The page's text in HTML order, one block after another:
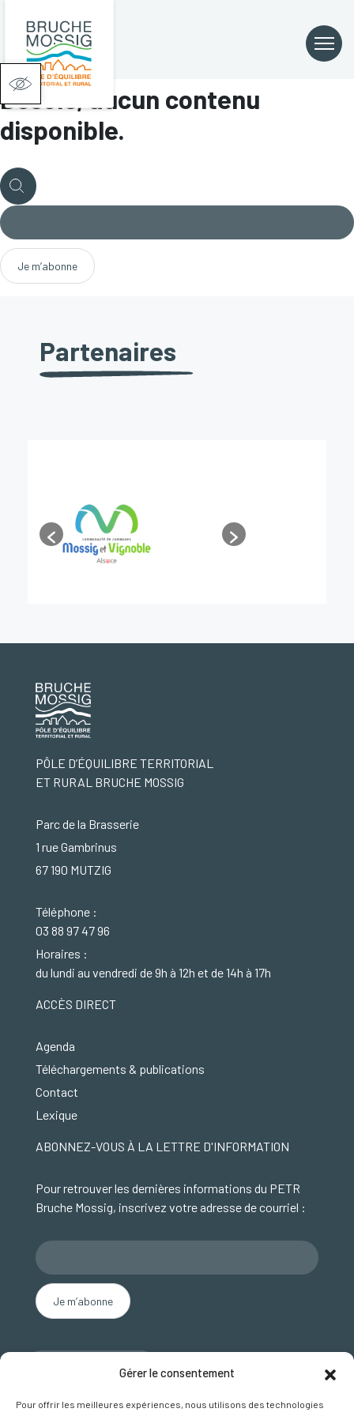
Ouvrir la barre d’outils
Gérer le consentement
Pour offrir les meilleures expériences, nous utilisons des technologies
Catégories pour Mobilité
Désolé, aucun contenu
disponible.
Partenaires
PÔLE D’ÉQUILIBRE TERRITORIAL
ET RURAL BRUCHE MOSSIG
Parc de la Brasserie
1 rue Gambrinus
67 190 MUTZIG
Téléphone :
03 88 97 47 96
Horaires :
du lundi au vendredi de 9h à 12h et de 14h à 17h
ACCÈS DIRECT
Agenda
Téléchargements & publications
Contact
Lexique
ABONNEZ-VOUS À LA LETTRE D'INFORMATION
Pour retrouver les dernières informations du PETR
Bruche Mossig, inscrivez votre adresse de courriel :
Nous contacter
SUIVEZ NOUS SUR FACEBOOK